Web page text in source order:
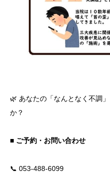
🌿 あなたの「なんとなく不調
か？
■ ご予約・お問い合わせ
📞 053-488-6099